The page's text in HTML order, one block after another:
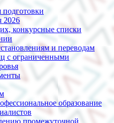
2026
конкурсные списки
и переводам
с ограниченными
образование
промежуточной